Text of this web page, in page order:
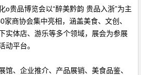
o贵品博览会以“醉美黔韵 贵品入浙”为主
商协会集中亮相，涵盖美食、文创、
实体店、游乐等多个领域，展会为参展
动平台。
馆、企业推介、产品展销、美食品鉴、